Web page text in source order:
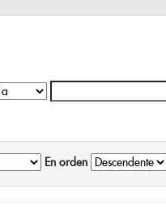
En orden